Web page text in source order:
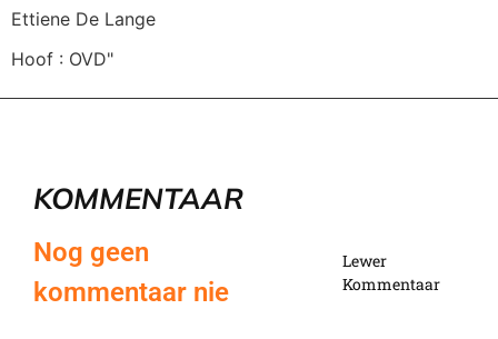
Ettiene De Lange
Hoof : OVD"
KOMMENTAAR
Nog geen
kommentaar nie
Lewer
Kommentaar